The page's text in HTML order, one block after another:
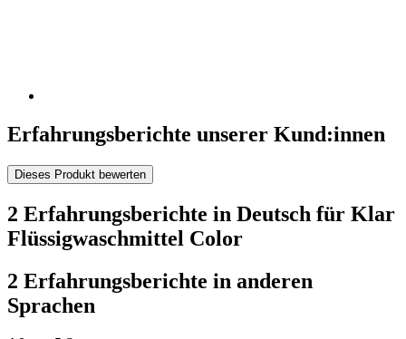
Erfahrungsberichte unserer Kund:innen
Dieses Produkt bewerten
2 Erfahrungsberichte in Deutsch für Klar
Flüssigwaschmittel Color
2 Erfahrungsberichte in anderen
Sprachen